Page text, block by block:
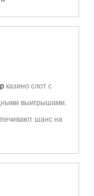
казино слот с
выигрышами.
шанс на